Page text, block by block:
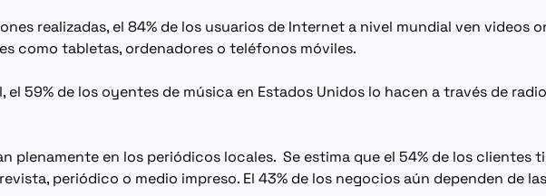
realizadas, el 84% de los usuarios de Internet a nivel mundial ven videos
como tabletas, ordenadores o teléfonos móviles.
el 59% de los oyentes de música en Estados Unidos lo hacen a través de radio
plenamente en los periódicos locales. Se estima que el 54% de los
periódico o medio impreso. El 43% de los negocios aún dependen de